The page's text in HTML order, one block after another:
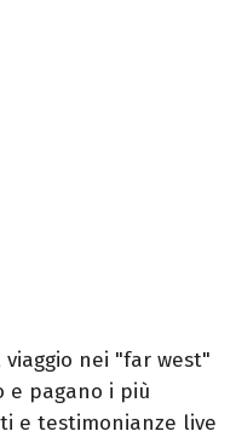
viaggio nei "far west"
e pagano i più
e testimonianze live